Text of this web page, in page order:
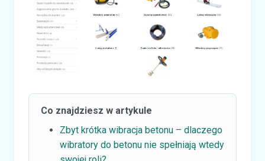
Co znajdziesz w artykule
Zbyt krótka wibracja betonu – dlaczego
wibratory do betonu nie spełniają wtedy